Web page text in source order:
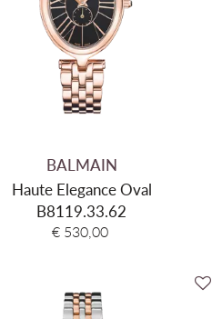
BALMAIN
Haute Elegance Oval
B8119.33.62
€ 530,00